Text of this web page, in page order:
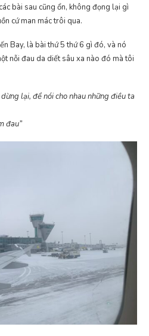
bài sau cũng ổn, không đọng lại gì
cứ man mác trôi qua.
Bay, là bài thứ 5 thứ 6 gì đó, và nó
nỗi đau da diết sâu xa nào đó mà tôi
lại, để nói cho nhau những điều ta
đau”